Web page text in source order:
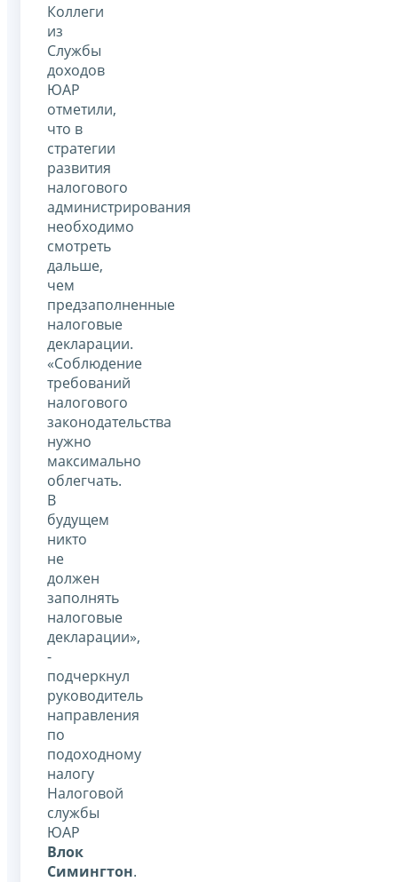
Коллеги
из
Службы
доходов
ЮАР
отметили,
что в
стратегии
развития
налогового
администрирования
необходимо
смотреть
дальше,
чем
предзаполненные
налоговые
декларации.
«Соблюдение
требований
налогового
законодательства
нужно
максимально
облегчать.
В
будущем
никто
не
должен
заполнять
налоговые
декларации»,
-
подчеркнул
руководитель
направления
по
подоходному
налогу
Налоговой
службы
ЮАР
Влок
Симингтон.